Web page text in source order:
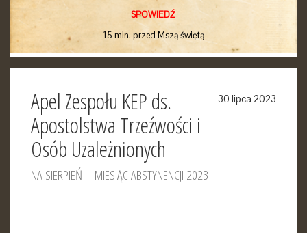
SPOWIEDŹ
15 min. przed Mszą świętą
30 lipca 2023
Apel Zespołu KEP ds.
Apostolstwa Trzeźwości i
Osób Uzależnionych
NA SIERPIEŃ – MIESIĄC ABSTYNENCJI 2023